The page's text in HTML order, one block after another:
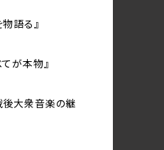
語る』
が本物』
後大衆音楽の継